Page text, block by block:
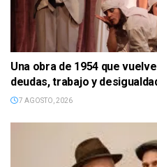
Una obra de 1954 que
deudas, trabajo y
7 AGOSTO, 2026